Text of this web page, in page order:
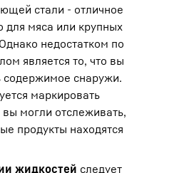
стали - отличное
для мяса или крупных
недостатком по
является то, что вы
содержимое снаружи.
маркировать
могли отслеживать,
продукты находятся
жидкостей следует